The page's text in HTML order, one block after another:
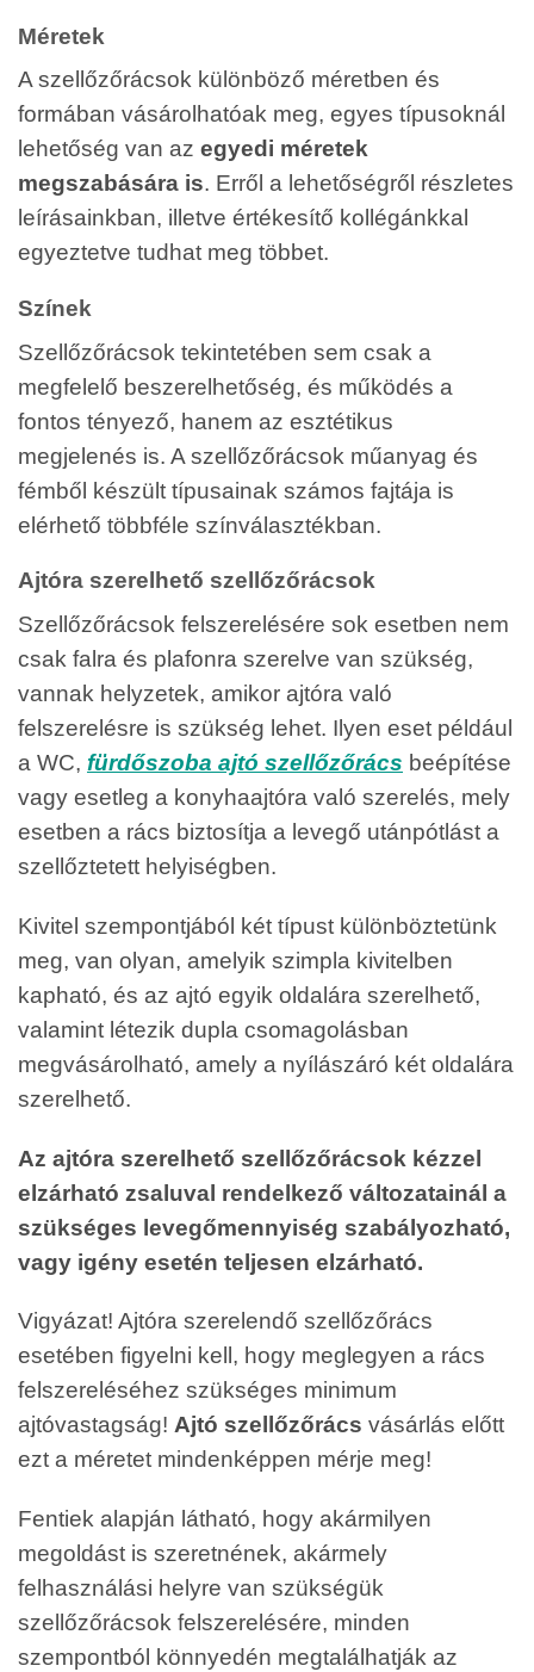
Méretek
A szellőzőrácsok különböző méretben és
formában vásárolhatóak meg, egyes típusoknál
lehetőség van az egyedi méretek
megszabására is. Erről a lehetőségről részletes
leírásainkban, illetve értékesítő kollégánkkal
egyeztetve tudhat meg többet.
Színek
Szellőzőrácsok tekintetében sem csak a
megfelelő beszerelhetőség, és működés a
fontos tényező, hanem az esztétikus
megjelenés is. A szellőzőrácsok műanyag és
fémből készült típusainak számos fajtája is
elérhető többféle színválasztékban.
Ajtóra szerelhető szellőzőrácsok
Szellőzőrácsok felszerelésére sok esetben nem
csak falra és plafonra szerelve van szükség,
vannak helyzetek, amikor ajtóra való
felszerelésre is szükség lehet. Ilyen eset például
a WC, fürdőszoba ajtó szellőzőrács beépítése
vagy esetleg a konyhaajtóra való szerelés, mely
esetben a rács biztosítja a levegő utánpótlást a
szellőztetett helyiségben.
Kivitel szempontjából két típust különböztetünk
meg, van olyan, amelyik szimpla kivitelben
kapható, és az ajtó egyik oldalára szerelhető,
valamint létezik dupla csomagolásban
megvásárolható, amely a nyílászáró két oldalára
szerelhető.
Az ajtóra szerelhető szellőzőrácsok kézzel
elzárható zsaluval rendelkező változatainál a
szükséges levegőmennyiség szabályozható,
vagy igény esetén teljesen elzárható.
Vigyázat! Ajtóra szerelendő szellőzőrács
esetében figyelni kell, hogy meglegyen a rács
felszereléséhez szükséges minimum
ajtóvastagság! Ajtó szellőzőrács vásárlás előtt
ezt a méretet mindenképpen mérje meg!
Fentiek alapján látható, hogy akármilyen
megoldást is szeretnének, akármely
felhasználási helyre van szükségük
szellőzőrácsok felszerelésére, minden
szempontból könnyedén megtalálhatják az